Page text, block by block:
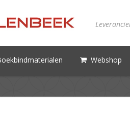
Webshop